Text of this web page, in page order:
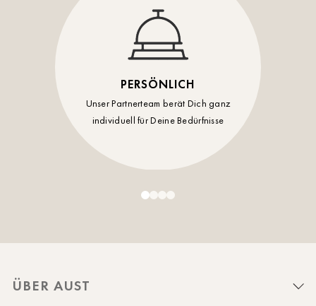
PERSÖNLICH
Unser Partnerteam berät Dich ganz
individuell für Deine Bedürfnisse
ÜBER AUST